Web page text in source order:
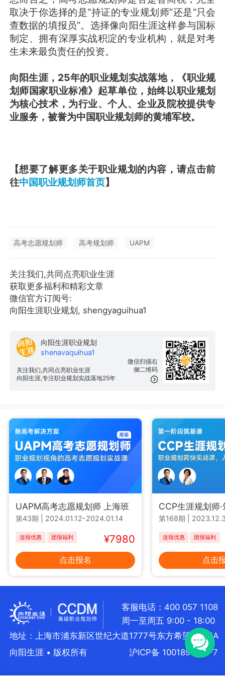
取决于你选择的是“持证的专业规划师”还是“只会
查数据的填报员”。选择像向阳生涯这样参与国标
制定、拥有深厚实战积淀的专业机构，就是对考
生未来最负责任的投资。
向阳生涯，25年的职业规划实战落地，《职业规
划师国家职业标准》起草单位，始终以职业规划
为核心技术，为行业、个人、企业及院校提供专
业服务，被誉为中国职业规划师的黄埔军校。
【想要了解更多关于职业规划的内容，请点击前
往中国职业规划师首页】
高考志愿规划师 高考规划师 UAPM
关注我们,共同点亮职业生涯
获取更多福利和精彩文章
微信官方订阅号:
向阳生涯职业规划, shengyaguihua1
微信扫描右
侧二维码
向阳生涯职业规划
shenavaquihua1
关注我们,共同点亮职业生涯
向阳生涯,专注职业规划实战落地25年
UAPM高考志愿规划师 上海班
第43期 2024.01.12-2024.01.14
连报优惠 团报福利 ¥7980
点击报名
CCP生涯规划师
第168期
连报优惠 团报福利
点击
客服电话：400 057 1108
周一至周五 9:00 - 18:00
地址：上海市浦东新区世纪大道1777号东方希望大厦5A
向阳生涯 • 版权所有
沪ICP备 10018957号-7